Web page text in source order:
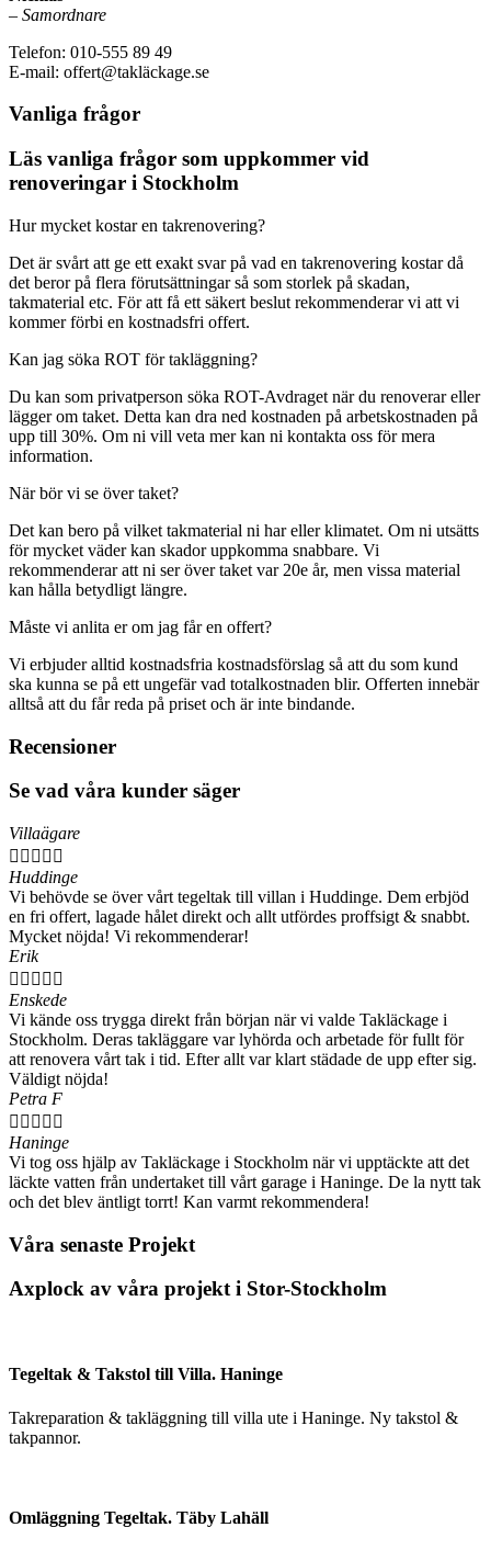
– Samordnare
Telefon: 010-555 89 49
E-mail: offert@takläckage.se
Vanliga frågor
Läs vanliga frågor som uppkommer vid
renoveringar i Stockholm
Hur mycket kostar en takrenovering?
Det är svårt att ge ett exakt svar på vad en takrenovering kostar då
det beror på flera förutsättningar så som storlek på skadan,
takmaterial etc. För att få ett säkert beslut rekommenderar vi att vi
kommer förbi en kostnadsfri offert.
Kan jag söka ROT för takläggning?
Du kan som privatperson söka ROT-Avdraget när du renoverar eller
lägger om taket. Detta kan dra ned kostnaden på arbetskostnaden på
upp till 30%. Om ni vill veta mer kan ni kontakta oss för mera
information.
När bör vi se över taket?
Det kan bero på vilket takmaterial ni har eller klimatet. Om ni utsätts
för mycket väder kan skador uppkomma snabbare. Vi
rekommenderar att ni ser över taket var 20e år, men vissa material
kan hålla betydligt längre.
Måste vi anlita er om jag får en offert?
Vi erbjuder alltid kostnadsfria kostnadsförslag så att du som kund
ska kunna se på ett ungefär vad totalkostnaden blir. Offerten innebär
alltså att du får reda på priset och är inte bindande.
Recensioner
Se vad våra kunder säger
Villaägare
    
Huddinge
Vi behövde se över vårt tegeltak till villan i Huddinge. Dem erbjöd
en fri offert, lagade hålet direkt och allt utfördes proffsigt & snabbt.
Mycket nöjda! Vi rekommenderar!
Erik
    
Enskede
Vi kände oss trygga direkt från början när vi valde Takläckage i
Stockholm. Deras takläggare var lyhörda och arbetade för fullt för
att renovera vårt tak i tid. Efter allt var klart städade de upp efter sig.
Väldigt nöjda!
Petra F
    
Haninge
Vi tog oss hjälp av Takläckage i Stockholm när vi upptäckte att det
läckte vatten från undertaket till vårt garage i Haninge. De la nytt tak
och det blev äntligt torrt! Kan varmt rekommendera!
Våra senaste Projekt
Axplock av våra projekt i Stor-Stockholm
Tegeltak & Takstol till Villa. Haninge
Takreparation & takläggning till villa ute i Haninge. Ny takstol &
takpannor.
Omläggning Tegeltak. Täby Lahäll